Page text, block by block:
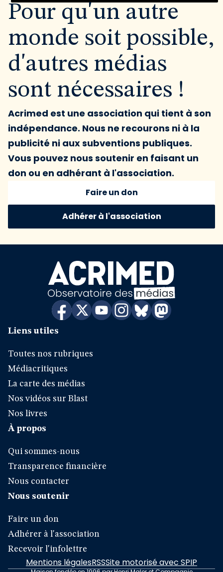
Pour qu'un autre
monde soit possible,
d'autres médias
sont nécessaires !
Acrimed est une association qui tient à son
indépendance. Nous ne recourons ni à la
publicité ni aux subventions publiques.
Vous pouvez nous soutenir en faisant un
don ou en adhérant à l'association.
Faire un don
Adhérer à l'association
Liens utiles
Toutes nos rubriques
Médiacritiques
La carte des médias
Nos vidéos sur Blast
Nos livres
À propos
Qui sommes-nous
Transparence financière
Nous contacter
Nous soutenir
Faire un don
Adhérer à l'association
Recevoir l'infolettre
Mentions légalesRSSSite motorisé avec SPIP